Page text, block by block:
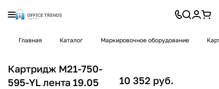
Главная Каталог Маркировочное оборудование
Картридж M21-750-
595-YL лента 19.05
10 352 руб.